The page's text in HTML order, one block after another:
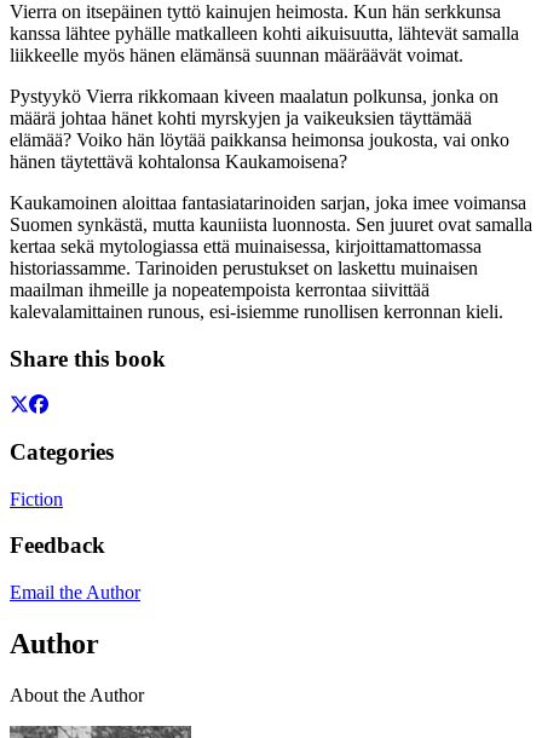
Vierra on itsepäinen tyttö kainujen heimosta. Kun hän serkkunsa
kanssa lähtee pyhälle matkalleen kohti aikuisuutta, lähtevät samalla
liikkeelle myös hänen elämänsä suunnan määräävät voimat.
Pystyykö Vierra rikkomaan kiveen maalatun polkunsa, jonka on
määrä johtaa hänet kohti myrskyjen ja vaikeuksien täyttämää
elämää? Voiko hän löytää paikkansa heimonsa joukosta, vai onko
hänen täytettävä kohtalonsa Kaukamoisena?
Kaukamoinen aloittaa fantasiatarinoiden sarjan, joka imee voimansa
Suomen synkästä, mutta kauniista luonnosta. Sen juuret ovat samalla
kertaa sekä mytologiassa että muinaisessa, kirjoittamattomassa
historiassamme. Tarinoiden perustukset on laskettu muinaisen
maailman ihmeille ja nopeatempoista kerrontaa siivittää
kalevalamittainen runous, esi-isiemme runollisen kerronnan kieli.
Share this book
Categories
Fiction
Feedback
Email the Author
Author
About the Author